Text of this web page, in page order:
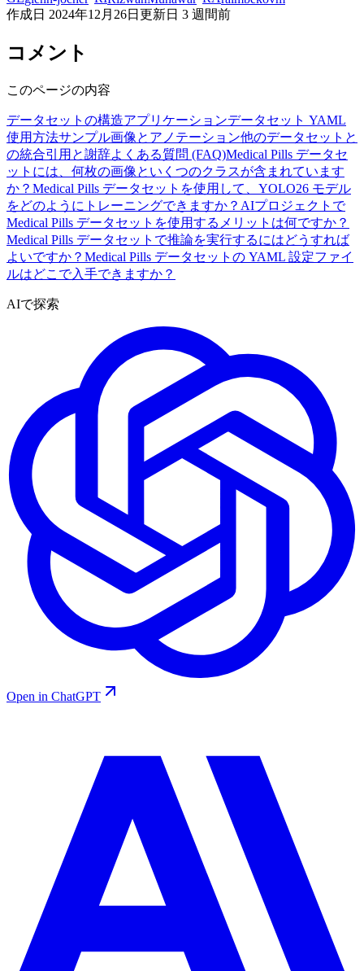
作成日 2024年12月26日 更新日 3 週間前
コメント
このページの内容
データセットの構造アプリケーションデータセット YAML
使用方法サンプル画像とアノテーション他のデータセットと
の統合引用と謝辞よくある質問 (FAQ)Medical Pills データセ
ットには、何枚の画像といくつのクラスが含まれています
か？ Medical Pills データセットを使用して、YOLO26 モデル
をどのようにトレーニングできますか？ AIプロジェクトで
Medical Pills データセットを使用するメリットは何ですか？
Medical Pills データセットで推論を実行するにはどうすれば
よいですか？ Medical Pills データセットの YAML 設定ファイ
ルはどこで入手できますか？
AIで探索
Open in ChatGPT